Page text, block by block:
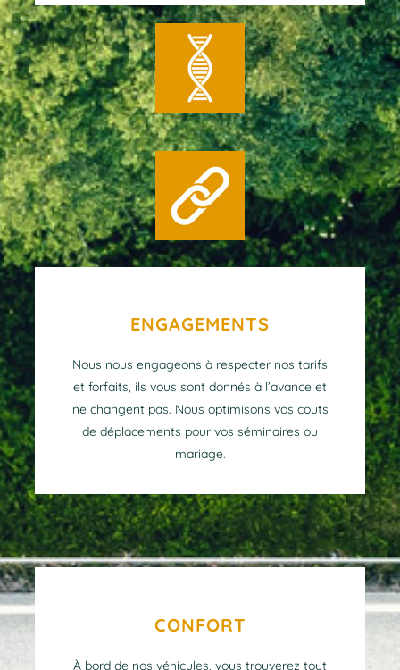
ENGAGEMENTS
Nous nous engageons à respecter nos tarifs
et forfaits, ils vous sont donnés à l’avance et
ne changent pas. Nous optimisons vos couts
de déplacements pour vos séminaires ou
mariage.
CONFORT
À bord de nos véhicules, vous trouverez tout